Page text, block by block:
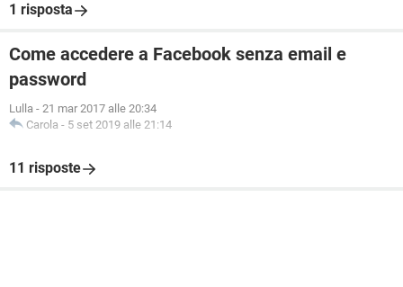
1 risposta
Come accedere a Facebook senza email e
password
Lulla - 21 mar 2017 alle 20:34
Carola - 5 set 2019 alle 21:14
11 risposte